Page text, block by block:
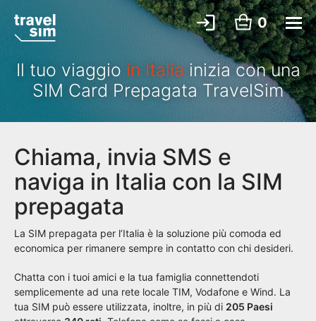
0
Il tuo viaggio in Italia inizia con una
SIM Card Prepagata TravelSim
Chiama, invia SMS e
naviga in Italia con la SIM
prepagata
La SIM prepagata per l’Italia è la soluzione più comoda ed
economica per rimanere sempre in contatto con chi desideri.
Chatta con i tuoi amici e la tua famiglia connettendoti
semplicemente ad una rete locale TIM, Vodafone e Wind. La
tua SIM può essere utilizzata, inoltre, in più di 205 Paesi